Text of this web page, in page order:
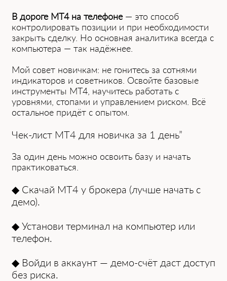
В дороге MT4 на телефоне— это способ
контролировать позиции и при необходимости
закрыть сделку. Но основная аналитика всегда с
компьютера — так надёжнее.
Мой совет новичкам: не гонитесь за сотнями
индикаторов и советников. Освойте базовые
инструменты MT4, научитесь работать с
уровнями, стопами и управлением риском. Всё
остальное придёт с опытом.
Чек-лист MT4 для новичка за 1 день”
За один день можно освоить базу и начать
практиковаться.
◆ Скачай MT4 у брокера (лучше начать с
демо).
◆ Установи терминал на компьютер или
телефон.
◆ Войди в аккаунт — демо-счёт даст доступ
без риска.